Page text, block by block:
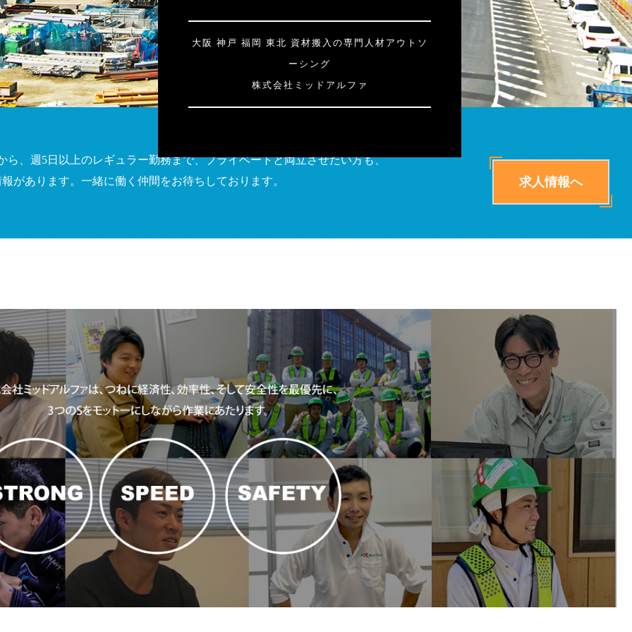
大阪 神戸 福岡 東北 資材搬入の専門人材アウトソ
ーシング
株式会社ミッドアルファ
ら、週5日以上のレギュラー勤務まで、プライベートと両立させたい方も、
があります。一緒に働く仲間をお待ちしております。
求人情報へ